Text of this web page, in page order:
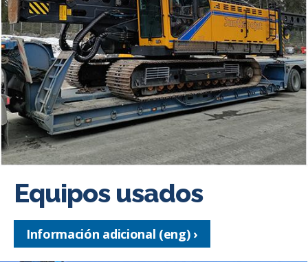
Equipos usados
Información adicional (eng)